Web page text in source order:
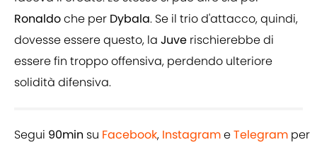
Ronaldoche per Dybala. Se il trio d'attacco, quindi,
dovesse essere questo, la Juve rischierebbe di
essere fin troppo offensiva, perdendo ulteriore
solidità difensiva.
Segui 90min su Facebook, InstagrameTelegram per